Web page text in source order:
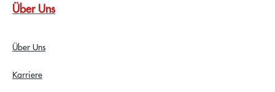
Über Uns
Über Uns
Karriere